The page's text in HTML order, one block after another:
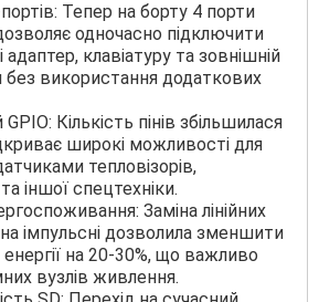
Тепер на борту 4 порти
одночасно підключити
клавіатуру та зовнішній
без використання додаткових
Кількість пінів збільшилася
широкі можливості для
тепловізорів,
іншої спецтехніки.
Заміна лінійних
імпульсні дозволила зменшити
на 20-30%, що важливо
вузлів живлення.